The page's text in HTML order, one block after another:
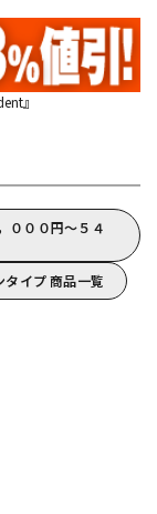
』
０００円～５４
イプ 商品一覧